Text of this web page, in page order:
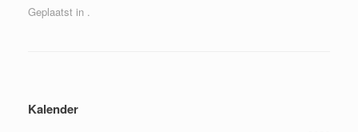
Geplaatst in .
Kalender